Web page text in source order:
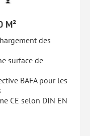
M²
des
surface de
BAFA pour les
CE selon DIN EN